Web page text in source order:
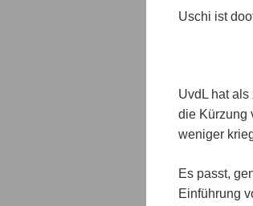
Uschi ist
UvdL hat
die Kürzung
weniger
Es passt,
Einführung